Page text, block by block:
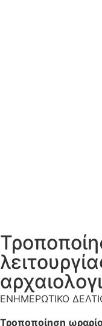
ΕΝΗΜΕΡΩΤΙΚΟ
Τροποποίηση